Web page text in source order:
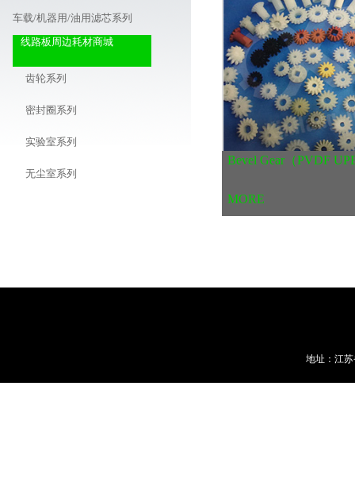
车载/机器用/油用滤芯系列
线路板周边耗材商城
齿轮系列
密封圈系列
实验室系列
无尘室系列
Bevel Gear（PVDF
MORE
地址：江